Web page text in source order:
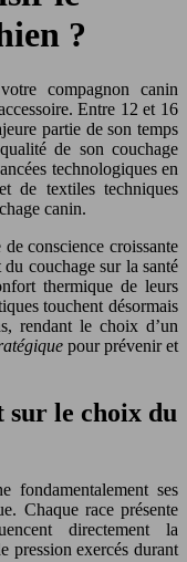
?
compagnon canin
Entre 12 et 16
partie de son temps
de son couchage
technologiques en
de textiles techniques
canin.
conscience croissante
couchage sur la santé
thermique de leurs
touchent désormais
rendant le choix d’un
pour prévenir et
sur le choix du
fondamentalement ses
Chaque race présente
directement la
pression exercés durant